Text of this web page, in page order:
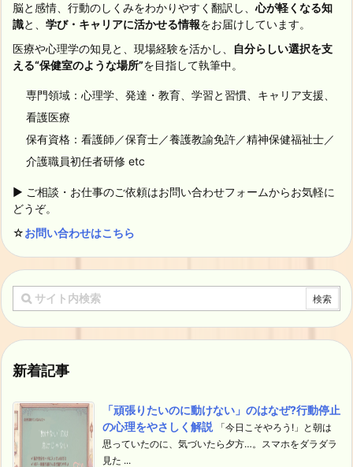
脳と感情、行動のしくみをわかりやすく翻訳し、 心が軽くなる知
識と、 学び・キャリアに活かせる情報をお届けしています。
医療や心理学の知見と、現場経験を活かし、
自分らしい選択を支
える“保健室のような場所”を目指して執筆中。
専門領域：心理学、発達・教育、学習と習慣、キャリア支援、
看護医療
保有資格：看護師／保育士／養護教諭免許／精神保健福祉士／
介護職員初任者研修 etc
▶ ご相談・お仕事のご依頼はお問い合わせフォームからお気軽に
どうぞ。
☆お問い合わせはこちら
新着記事
「頑張りたいのに動けない」のはなぜ?行動停止
の心理をやさしく解説
「今日こそやろう!」と朝は
思っていたのに、気づいたら夕方…。スマホをダラダラ
見た ...